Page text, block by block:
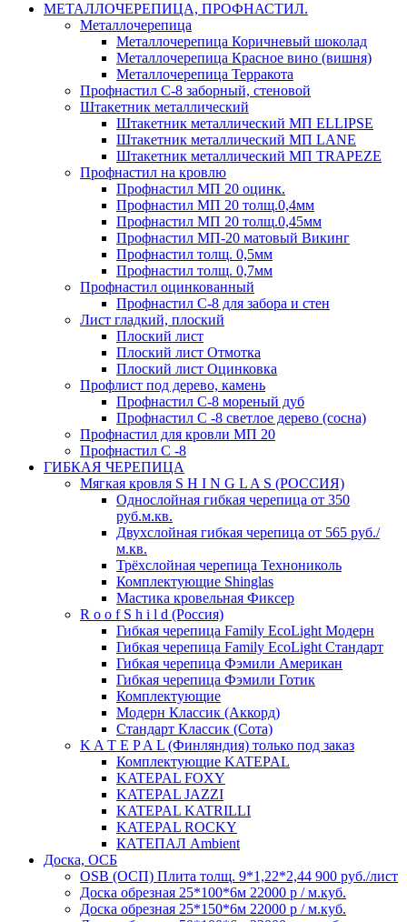
МЕТАЛЛОЧЕРЕПИЦА, ПРОФНАСТИЛ.
Металлочерепица
Металлочерепица Коричневый шоколад
Металлочерепица Красное вино (вишня)
Металлочерепица Терракота
Профнастил С-8 заборный, стеновой
Штакетник металлический
Штакетник металлический МП ELLIPSE
Штакетник металлический МП LАNE
Штакетник металлический МП TRAPEZE
Профнастил на кровлю
Профнастил МП 20 оцинк.
Профнастил МП 20 толщ.0,4мм
Профнастил МП 20 толщ.0,45мм
Профнастил МП-20 матовый Викинг
Профнастил толщ. 0,5мм
Профнастил толщ. 0,7мм
Профнастил оцинкованный
Профнастил С-8 для забора и стен
Лист гладкий, плоский
Плоский лист
Плоский лист Отмотка
Плоский лист Оцинковка
Профлист под дерево, камень
Профнастил С-8 мореный дуб
Профнастил С -8 светлое дерево (сосна)
Профнастил для кровли МП 20
Профнастил С -8
ГИБКАЯ ЧЕРЕПИЦА
Мягкая кровля S H I N G L A S (РОССИЯ)
Однослойная гибкая черепица от 350
руб.м.кв.
Двухслойная гибкая черепица от 565 руб./
м.кв.
Трёхслойная черепица Технониколь
Комплектующие Shinglas
Мастика кровельная Фиксер
R o o f S h i l d (Россия)
Гибкая черепица Family ЕсоLight Модерн
Гибкая черепица Family ЕсоLight Стандарт
Гибкая черепица Фэмили Американ
Гибкая черепица Фэмили Готик
Комплектующие
Модерн Классик (Аккорд)
Стандарт Классик (Сота)
K A T E P A L (Финляндия) только под заказ
Комплектующие KATEPAL
KATEPAL FOXY
KATEPAL JAZZI
KATEPAL KATRILLI
KATEPAL ROCKY
КАТЕПАЛ Ambient
Доска, ОСБ
OSB (ОСП) Плита толщ. 9*1,22*2,44 900 руб./лист
Доска обрезная 25*100*6м 22000 р / м.куб.
Доска обрезная 25*150*6м 22000 р / м.куб.